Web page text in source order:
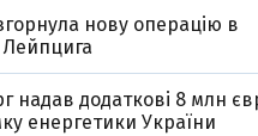
нову операцію в
надав додаткові 8 млн
енергетики України